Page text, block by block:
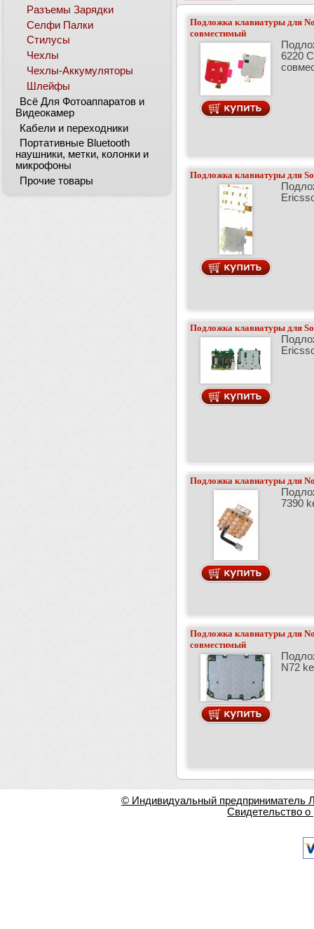
Подложка клавиатуры для
совместимый
6220
Подложка клавиатуры для
Подложка клавиатуры для
Подложка клавиатуры для
7390
Подложка клавиатуры для
совместимый
N72
Разъемы Зарядки
Селфи Палки
Стилусы
Чехлы
Чехлы-Аккумуляторы
Шлейфы
Всё Для Фотоаппаратов и
Видеокамер
Кабели и переходники
Портативные Bluetooth
наушники, метки, колонки и
микрофоны
Прочие товары
© Индивидуальный предприниматель
Свидетельство